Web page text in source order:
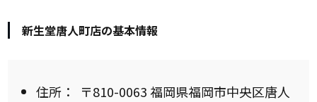
新生堂唐人町店の基本情報
住所：
〒810-0063 福岡県福岡市中央区唐人